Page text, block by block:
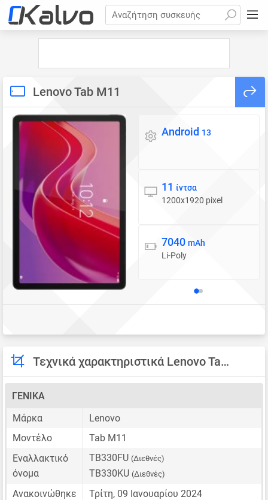
Αναζήτηση συσκευής
Lenovo Tab M11
Λειτουργικό σύστημα
Android 13
Οθόνη
11 ίντσα
1200x1920 pixel
Μπαταρία
7040 mAh
Li-Poly
Τεχνικά χαρακτηριστικά Lenovo Tab M11
ΓΕΝΙΚΆ
Μάρκα
Lenovo
Μοντέλο
Tab M11
Εναλλακτικό
όνομα
TB330FU (Διεθνές)
TB330KU (Διεθνές)
Ανακοινώθηκε
Τρίτη, 09 Ιανουαρίου 2024